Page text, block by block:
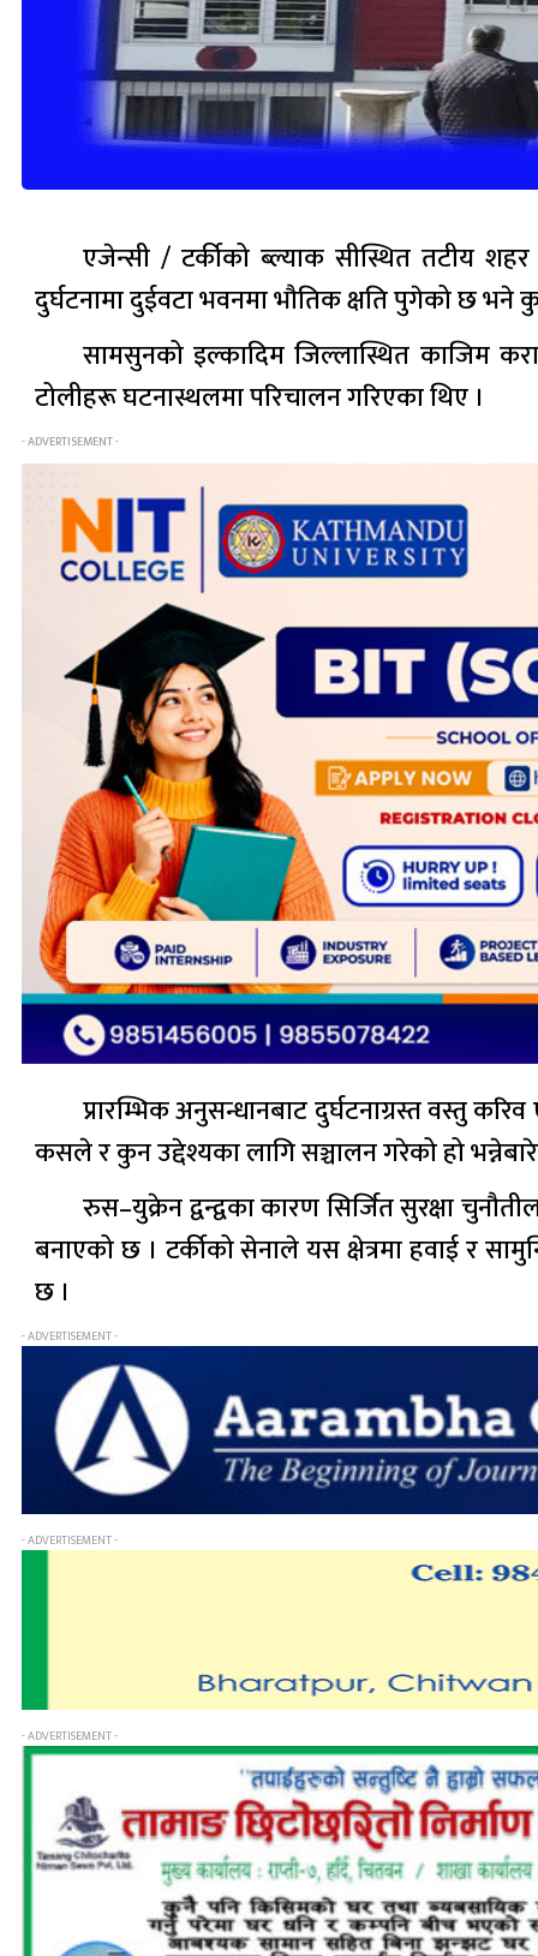
एजेन्सी / टर्कीको ब्ल्याक सीस्थित तटीय शहर
दुर्घटनामा दुईवटा भवनमा भौतिक क्षति पुगेको छ भने
सामसुनको इल्कादिम जिल्लास्थित काजिम
टोलीहरू घटनास्थलमा परिचालन गरिएका थिए ।
- ADVERTISEMENT -
प्रारम्भिक अनुसन्धानबाट दुर्घटनाग्रस्त वस्तु
कसले र कुन उद्देश्यका लागि सञ्चालन गरेको हो
रुस–युक्रेन द्वन्द्वका कारण सिर्जित सुरक्षा
बनाएको छ । टर्कीको सेनाले यस क्षेत्रमा हवाई र
छ ।
- ADVERTISEMENT -
- ADVERTISEMENT -
- ADVERTISEMENT -